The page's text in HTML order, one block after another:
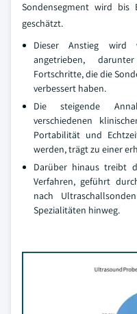
Sondensegment wird bis
geschätzt.
Dieser Anstieg wird
angetrieben,
Fortschritte, die die
verbessert haben.
Die steigende
verschiedenen
Portabilität und
werden, trägt zu einer
Darüber hinaus treibt
Verfahren, geführt
nach
Spezialitäten hinweg.